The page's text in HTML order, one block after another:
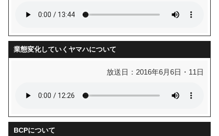
業態変化していくヤマハについて
放送日：2016年6月6日・11日
BCPについて